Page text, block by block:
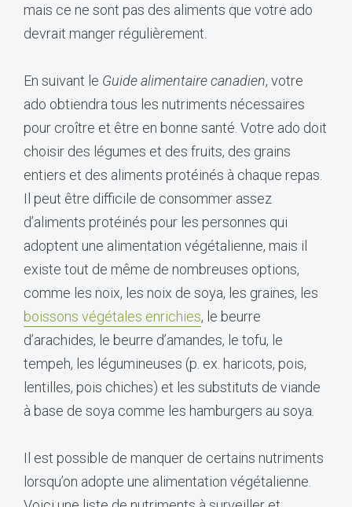
mais ce ne sont pas des aliments que votre ado
devrait manger régulièrement.
En suivant le Guide alimentaire canadien, votre
ado obtiendra tous les nutriments nécessaires
pour croître et être en bonne santé. Votre ado doit
choisir des légumes et des fruits, des grains
entiers et des aliments protéinés à chaque repas.
Il peut être difficile de consommer assez
d’aliments protéinés pour les personnes qui
adoptent une alimentation végétalienne, mais il
existe tout de même de nombreuses options,
comme les noix, les noix de soya, les graines, les
boissons végétales enrichies, le beurre
d’arachides, le beurre d’amandes, le tofu, le
tempeh, les légumineuses (p. ex. haricots, pois,
lentilles, pois chiches) et les substituts de viande
à base de soya comme les hamburgers au soya.
Il est possible de manquer de certains nutriments
lorsqu’on adopte une alimentation végétalienne.